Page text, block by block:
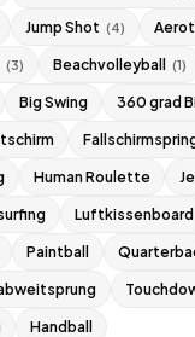
Jump Shot (4)
(3) Beachvolleyball (1)
Big Swing 360 grad
Human Roulette
Luftkissenboard
Paintball
Handball